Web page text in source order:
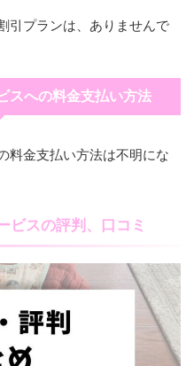
引プランは、ありませんで
スへの料金支払い方法
料金支払い方法は不明にな
ビスの評判、口コミ